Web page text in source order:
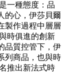
一種態度：品
的心，伊莎貝爾
製作過程中層層
時俱進的創新
品質控管下，伊
列商品，也與時
推出新法式時